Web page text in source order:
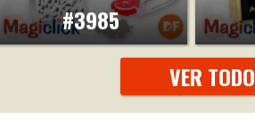
#3985
VER TODO